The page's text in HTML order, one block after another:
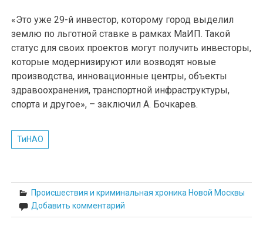
«Это уже 29-й инвестор, которому город выделил
землю по льготной ставке в рамках МаИП. Такой
статус для своих проектов могут получить инвесторы,
которые модернизируют или возводят новые
производства, инновационные центры, объекты
здравоохранения, транспортной инфраструктуры,
спорта и другое», – заключил А. Бочкарев.
ТиНАО
Происшествия и криминальная хроника Новой Москвы
Добавить комментарий